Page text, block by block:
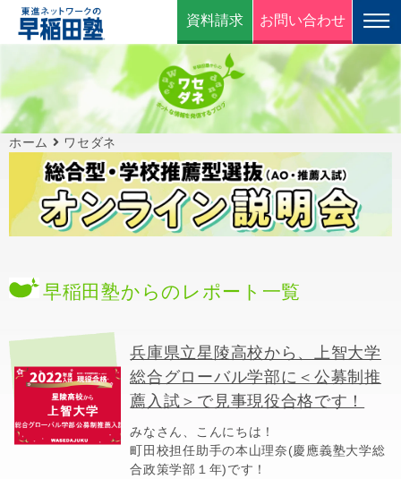
資料請求 お問い合わせ
ホーム ワセダネ
早稲田塾からのレポート一覧
兵庫県立星陵高校から、上智大学
総合グローバル学部に＜公募制推
薦入試＞で見事現役合格です！
みなさん、こんにちは！
町田校担任助手の本山理奈(慶應義塾大学総
合政策学部１年)です！